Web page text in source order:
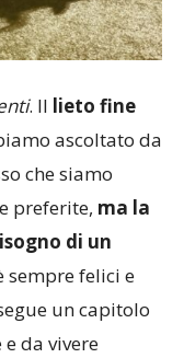
. Il lieto fine
ascoltato da
che siamo
preferite, ma la
di un
sempre felici e
un capitolo
da vivere